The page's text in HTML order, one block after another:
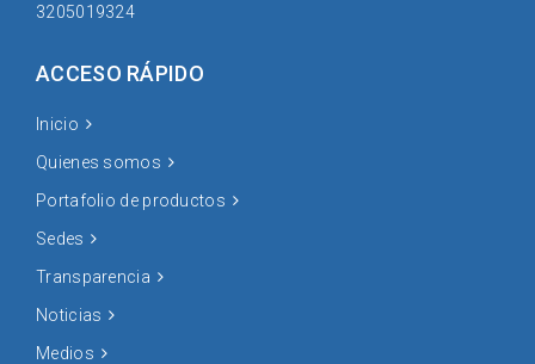
3205019324
ACCESO RÁPIDO
Inicio
Quienes somos
Portafolio de productos
Sedes
Transparencia
Noticias
Medios